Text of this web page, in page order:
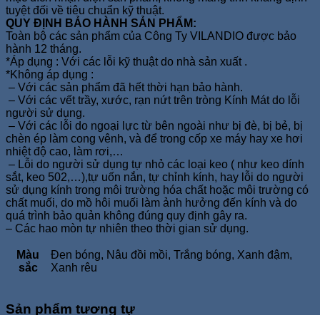
tuyệt đối về tiêu chuẩn kỹ thuật.
QUY ĐỊNH BẢO HÀNH SẢN PHẨM:
Toàn bộ các sản phẩm của Công Ty VILANDIO được bảo
hành 12 tháng.
*Áp dụng : Với các lỗi kỹ thuật do nhà sản xuất .
*Không áp dụng :
– Với các sản phẩm đã hết thời hạn bảo hành.
– Với các vết trầy, xước, rạn nứt trên tròng Kính Mát do lỗi
người sử dụng.
– Với các lỗi do ngoại lực từ bên ngoài như bị đè, bị bẻ, bị
chèn ép làm cong vênh, và để trong cốp xe máy hay xe hơi
nhiệt độ cao, làm rơi,…
– Lỗi do người sử dụng tự nhỏ các loại keo ( như keo dính
sắt, keo 502,…),tự uốn nắn, tự chỉnh kính, hay lỗi do người
sử dụng kính trong môi trường hóa chất hoặc môi trường có
chất muối, do mồ hôi muối làm ảnh hưởng đến kính và do
quá trình bảo quản không đúng quy định gây ra.
– Các hao mòn tự nhiên theo thời gian sử dụng.
Màu
sắc
Đen bóng, Nâu đồi mồi, Trắng bóng, Xanh đậm,
Xanh rêu
Sản phẩm tương tự